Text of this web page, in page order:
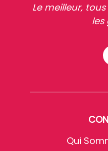
Le meilleur,
les
Qui